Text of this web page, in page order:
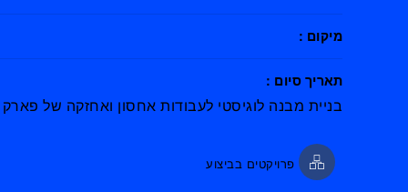
מיקום :
תאריך סיום :
בניית מבנה לוגיסטי לעבודות אחסון ואחזקה של
פרויקטים בביצוע